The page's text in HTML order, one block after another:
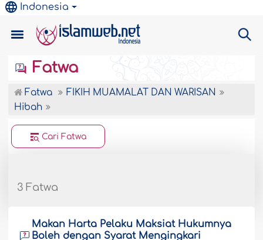
Indonesia
Fatwa
Fatwa
FIKIH MUAMALAT DAN WARISAN
Hibah
Cari Fatwa
3 Fatwa
Makan Harta Pelaku Maksiat Hukumnya
Boleh dengan Syarat Mengingkari